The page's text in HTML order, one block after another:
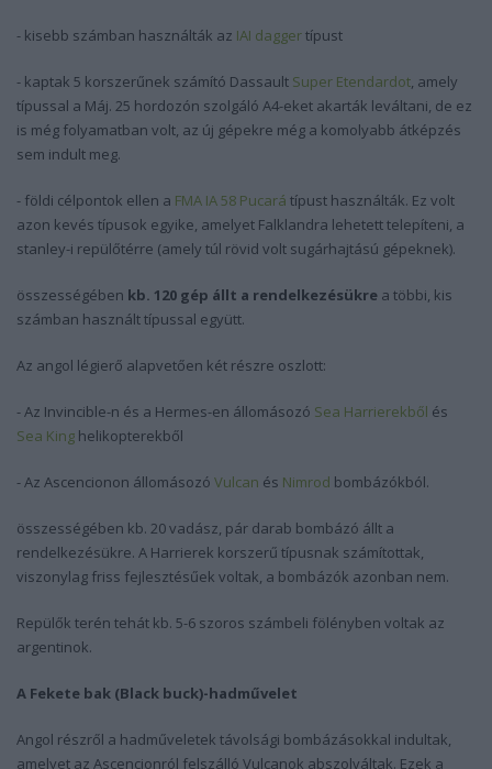
- kisebb számban használták az IAI daggertípust
- kaptak 5 korszerűnek számító Dassault Super Etendardot, amely
típussal a Máj. 25 hordozón szolgáló A4-eket akarták leváltani, de ez
is még folyamatban volt, az új gépekre még a komolyabb átképzés
sem indult meg.
- földi célpontok ellen a FMA IA 58 Pucará típust használták. Ez volt
azon kevés típusok egyike, amelyet Falklandra lehetett telepíteni, a
stanley-i repülőtérre (amely túl rövid volt sugárhajtású gépeknek).
összességében kb. 120 gép állt a rendelkezésükre a többi, kis
számban használt típussal együtt.
Az angol légierő alapvetően két részre oszlott:
- Az Invincible-n és a Hermes-en állomásozó Sea Harrierekből és
Sea King helikopterekből
- Az Ascencionon állomásozó Vulcan és Nimrod bombázókból.
összességében kb. 20 vadász, pár darab bombázó állt a
rendelkezésükre. A Harrierek korszerű típusnak számítottak,
viszonylag friss fejlesztésűek voltak, a bombázók azonban nem.
Repülők terén tehát kb. 5-6 szoros számbeli fölényben voltak az
argentinok.
A Fekete bak (Black buck)-hadművelet
Angol részről a hadműveletek távolsági bombázásokkal indultak,
amelyet az Ascencionról felszálló Vulcanok abszolváltak. Ezek a